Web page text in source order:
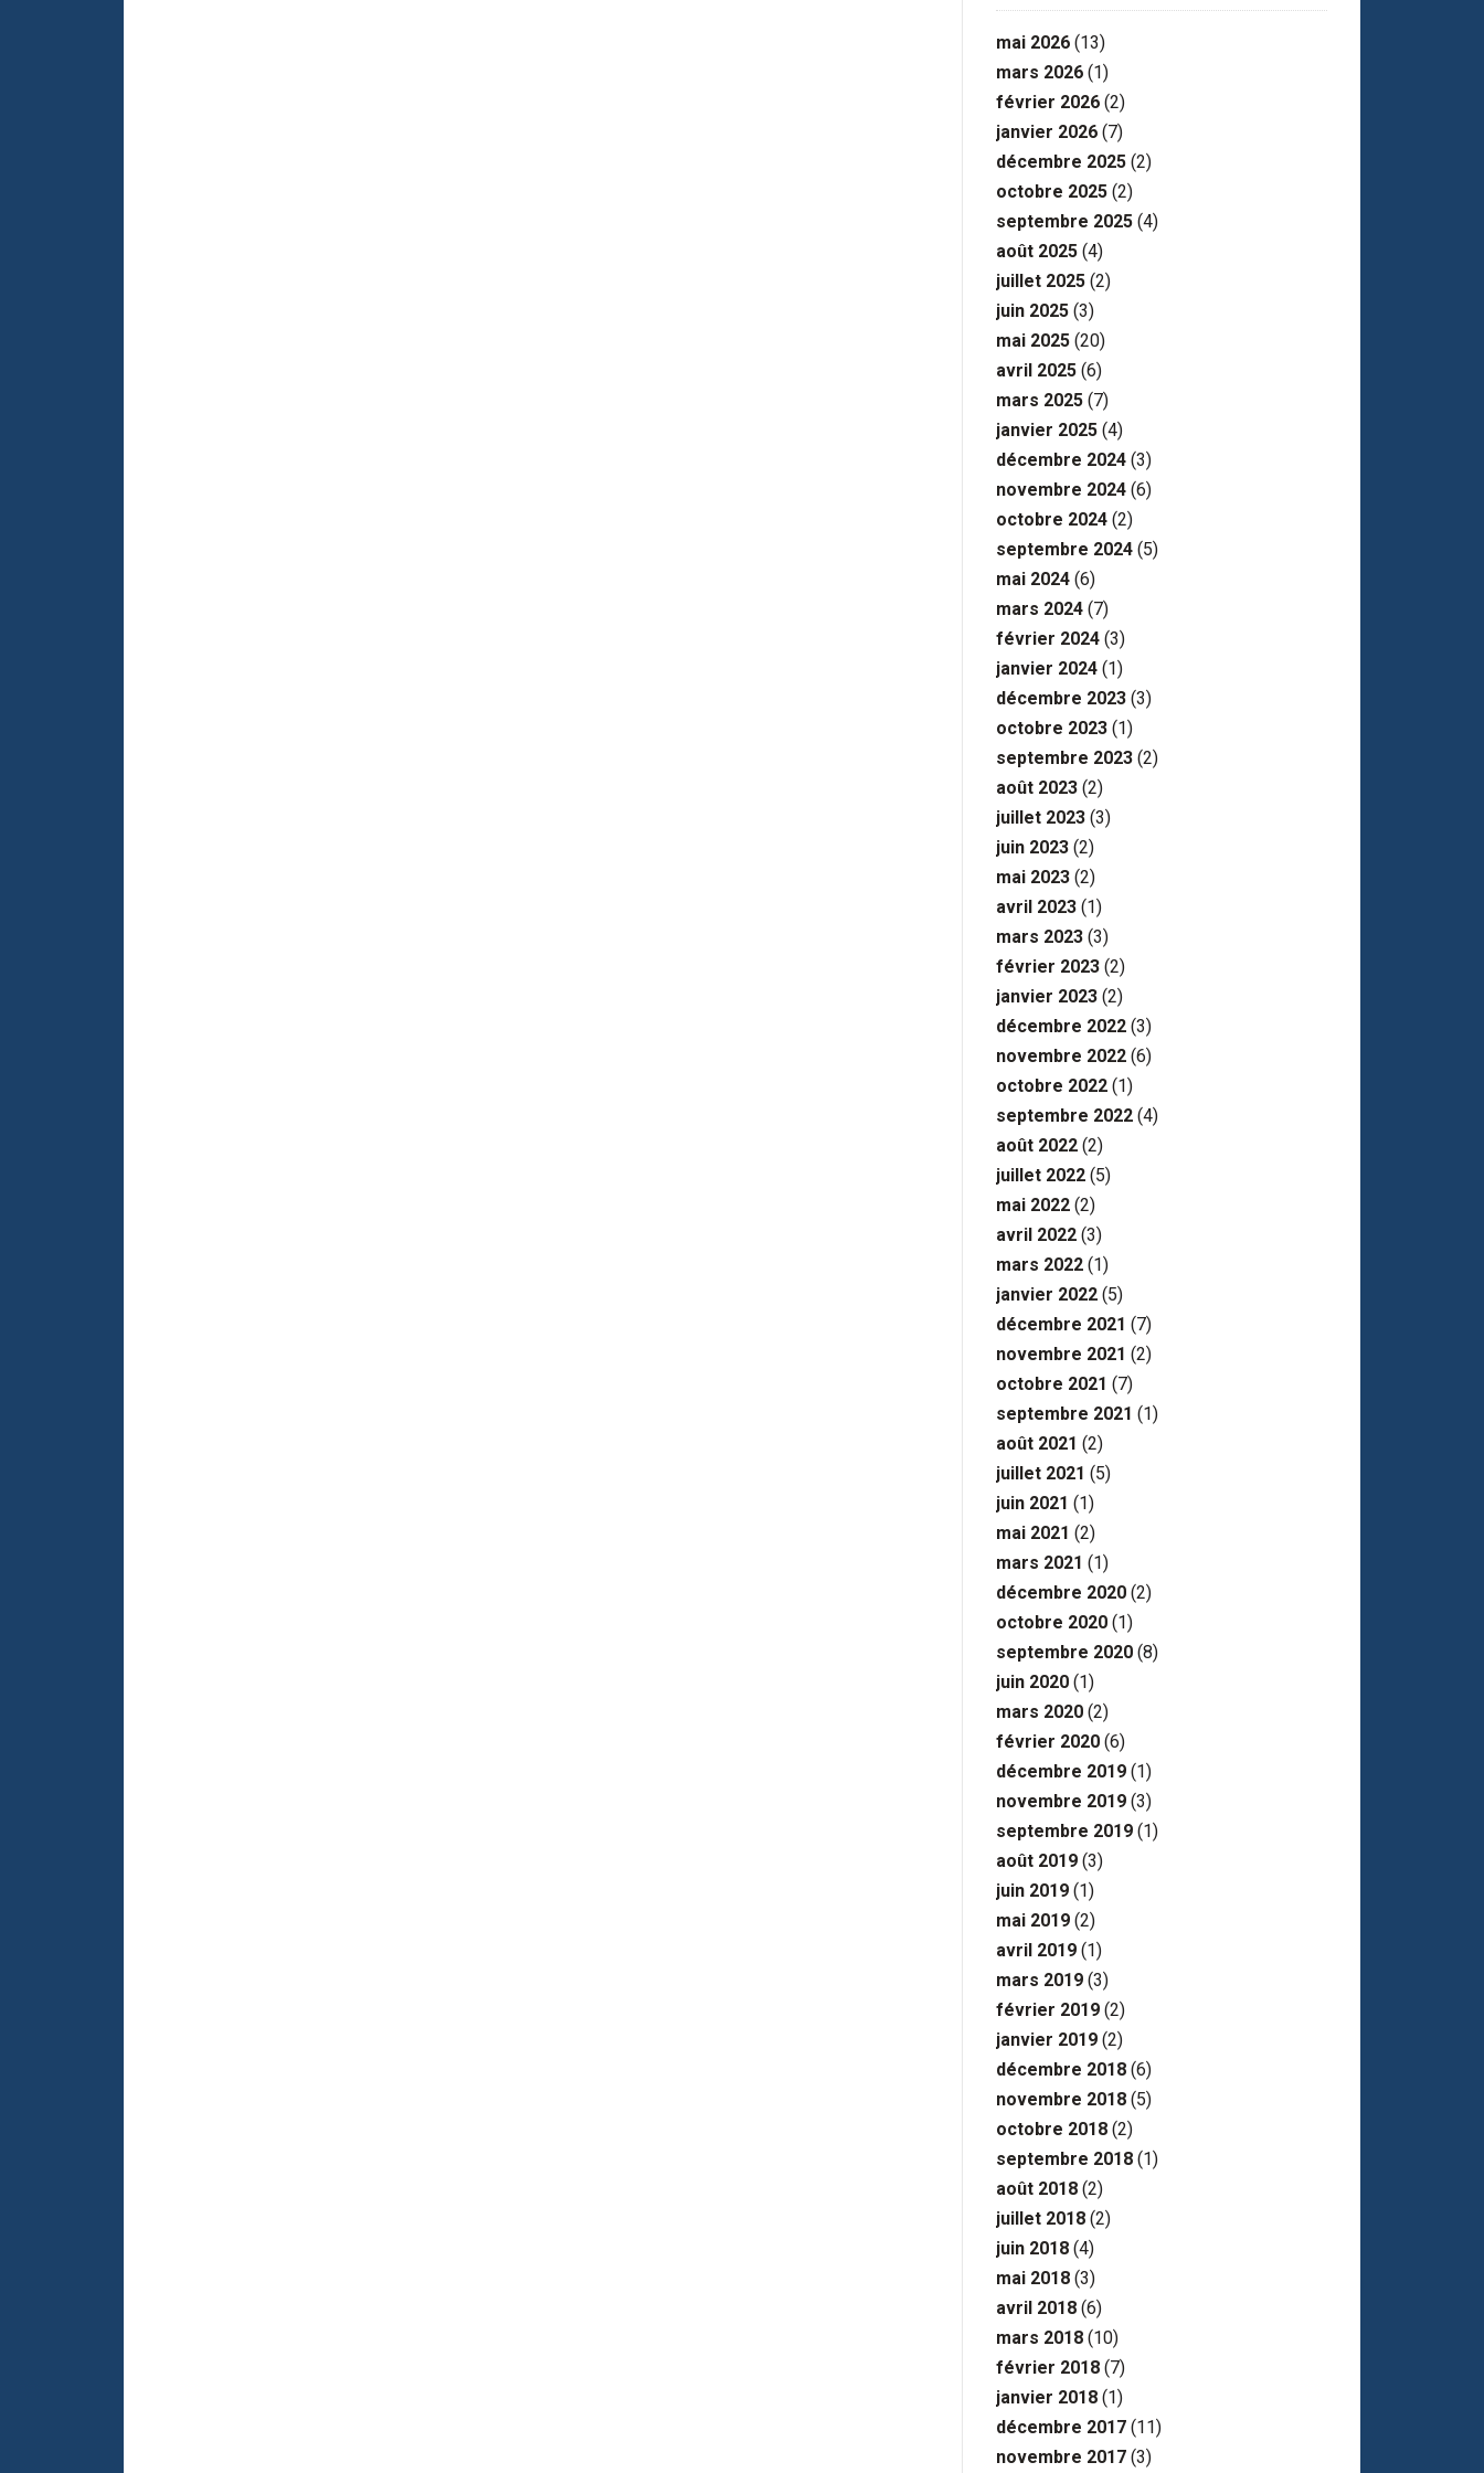
mai 2026 (13)
mars 2026 (1)
février 2026 (2)
janvier 2026 (7)
décembre 2025 (2)
octobre 2025 (2)
septembre 2025 (4)
août 2025 (4)
juillet 2025 (2)
juin 2025 (3)
mai 2025 (20)
avril 2025 (6)
mars 2025 (7)
janvier 2025 (4)
décembre 2024 (3)
novembre 2024 (6)
octobre 2024 (2)
septembre 2024 (5)
mai 2024 (6)
mars 2024 (7)
février 2024 (3)
janvier 2024 (1)
décembre 2023 (3)
octobre 2023 (1)
septembre 2023 (2)
août 2023 (2)
juillet 2023 (3)
juin 2023 (2)
mai 2023 (2)
avril 2023 (1)
mars 2023 (3)
février 2023 (2)
janvier 2023 (2)
décembre 2022 (3)
novembre 2022 (6)
octobre 2022 (1)
septembre 2022 (4)
août 2022 (2)
juillet 2022 (5)
mai 2022 (2)
avril 2022 (3)
mars 2022 (1)
janvier 2022 (5)
décembre 2021 (7)
novembre 2021 (2)
octobre 2021 (7)
septembre 2021 (1)
août 2021 (2)
juillet 2021 (5)
juin 2021 (1)
mai 2021 (2)
mars 2021 (1)
décembre 2020 (2)
octobre 2020 (1)
septembre 2020 (8)
juin 2020 (1)
mars 2020 (2)
février 2020 (6)
décembre 2019 (1)
novembre 2019 (3)
septembre 2019 (1)
août 2019 (3)
juin 2019 (1)
mai 2019 (2)
avril 2019 (1)
mars 2019 (3)
février 2019 (2)
janvier 2019 (2)
décembre 2018 (6)
novembre 2018 (5)
octobre 2018 (2)
septembre 2018 (1)
août 2018 (2)
juillet 2018 (2)
juin 2018 (4)
mai 2018 (3)
avril 2018 (6)
mars 2018 (10)
février 2018 (7)
janvier 2018 (1)
décembre 2017 (11)
novembre 2017 (3)